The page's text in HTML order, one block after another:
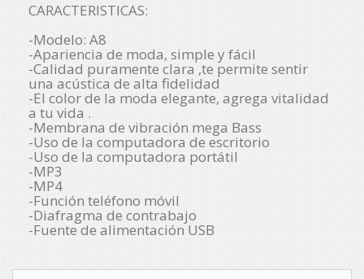
CARACTERISTICAS:
-Modelo: A8
-Apariencia de moda, simple y fácil
-Calidad puramente clara ,te permite sentir
una acústica de alta fidelidad
-El color de la moda elegante, agrega vitalidad
a tu vida .
-Membrana de vibración mega Bass
-Uso de la computadora de escritorio
-Uso de la computadora portátil
-MP3
-MP4
-Función teléfono móvil
-Diafragma de contrabajo
-Fuente de alimentación USB